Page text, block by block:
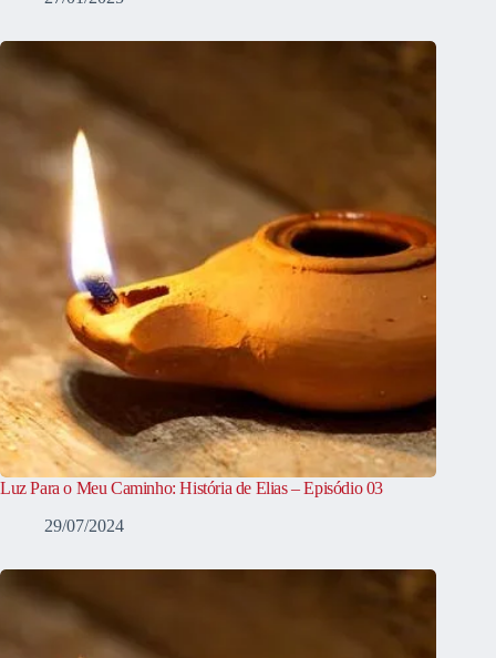
Luz Para o Meu Caminho: História de Elias – Episódio 03
29/07/2024